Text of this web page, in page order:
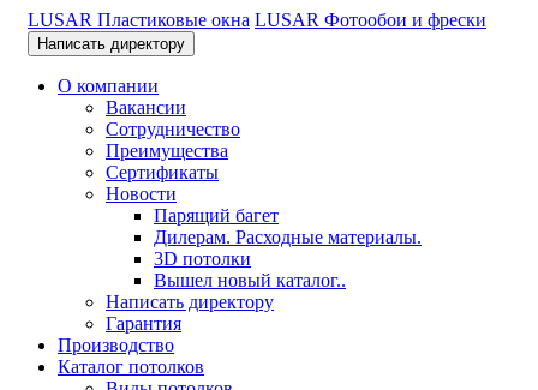
LUSAR Пластиковые окна LUSAR Фотообои и фрески
Написать директору
О компании
Вакансии
Сотрудничество
Преимущества
Сертификаты
Новости
Парящий багет
Дилерам. Расходные материалы.
3D потолки
Вышел новый каталог..
Написать директору
Гарантия
Производство
Каталог потолков